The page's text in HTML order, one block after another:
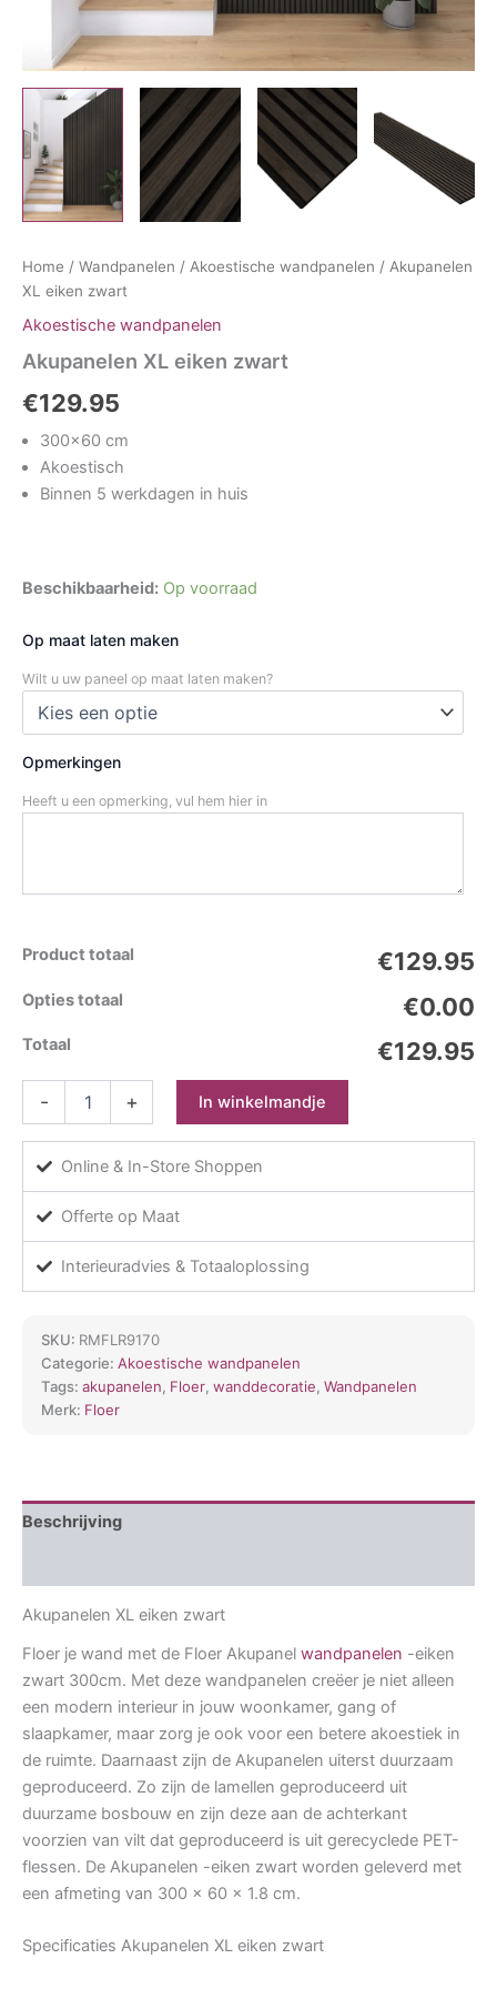
Home / Wandpanelen / Akoestische wandpanelen / Akupanelen
XL eiken zwart
Akoestische wandpanelen
Akupanelen XL eiken zwart
€129.95
300×60 cm
Akoestisch
Binnen 5 werkdagen in huis
Beschikbaarheid: Op voorraad
Op maat laten maken
Wilt u uw paneel op maat laten maken?
Opmerkingen
Heeft u een opmerking, vul hem hier in
Product totaal €129.95
Opties totaal €0.00
Totaal €129.95
-
zwart
aantal
+ In winkelmandje
Online & In-Store Shoppen
Offerte op Maat
Interieuradvies & Totaaloplossing
SKU: RMFLR9170
Categorie: Akoestische wandpanelen
Tags: akupanelen, Floer, wanddecoratie, Wandpanelen
Merk: Floer
Beschrijving
Akupanelen XL eiken zwart
Floer je wand met de Floer Akupanel wandpanelen -eiken
zwart 300cm. Met deze wandpanelen creëer je niet alleen
een modern interieur in jouw woonkamer, gang of
slaapkamer, maar zorg je ook voor een betere akoestiek in
de ruimte. Daarnaast zijn de Akupanelen uiterst duurzaam
geproduceerd. Zo zijn de lamellen geproduceerd uit
duurzame bosbouw en zijn deze aan de achterkant
voorzien van vilt dat geproduceerd is uit gerecyclede PET-
flessen. De Akupanelen -eiken zwart worden geleverd met
een afmeting van 300 x 60 x 1.8 cm.
Specificaties Akupanelen XL eiken zwart